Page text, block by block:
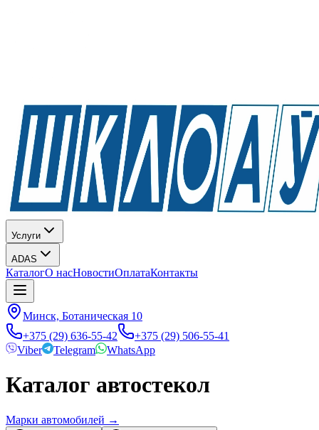
Услуги
ADAS
КаталогО насНовостиОплатаКонтакты
Минск, Ботаническая 10
+375 (29) 636-55-42
+375 (29) 506-55-41
Viber
Telegram WhatsApp
Каталог автостекол
Марки автомобилей →